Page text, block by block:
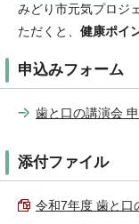
みどり市元気プロジ
ただくと、 健康ポイ
申込みフォーム
歯と口の講演会
添付ファイル
令和7年度 歯と口